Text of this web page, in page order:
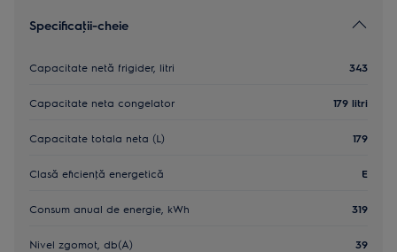
Specificaţii-cheie
Capacitate netă frigider, litri 343
Capacitate neta congelator 179 litri
Capacitate totala neta (L) 179
Clasă eficienţă energetică E
Consum anual de energie, kWh 319
Nivel zgomot, db(A) 39